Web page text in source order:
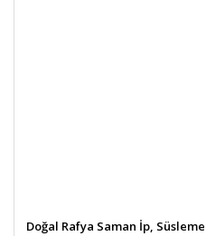
Doğal Rafya Saman İp,